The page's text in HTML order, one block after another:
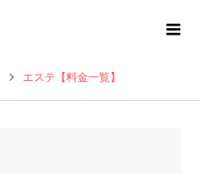
エステ【料金一覧】